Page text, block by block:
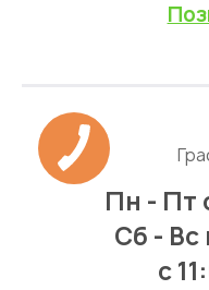
Пн - Пт
Сб - Вс
c